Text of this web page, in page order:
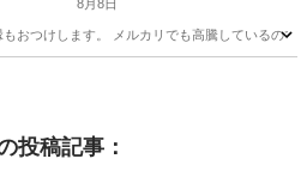
8月8日
おつけします。 メルカリでも高騰しているので
投稿記事：